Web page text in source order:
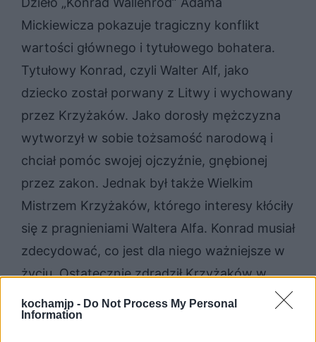
kochamjp - Do Not Process My Personal
Information
Mickiewicza pokazuje tragiczny konflikt
wartości głównego i tytułowego bohatera.
Tytułowy Konrad, czyli Walter Alf, jako
dziecko został porwany z Litwy i wychowany
przez Krzyżaków. Jako dorosły mężczyzna
wytworzył w sobie tożsamość narodową i
chciał pomóc swojej ojczyźnie, gnębionej
przez zakon. Jednak był także Wielkim
Mistrzem Krzyżaków, którego interesy kłóciły
się z pragnieniami Waltera Alfa. Konrad musiał
zdecydować, co jest dla niego ważniejsze w
życiu. Ostatecznie zdradził Krzyżaków w
trakcie walnej bitwy w Litwinami, przez co
zakon poniósł klęskę, odkryto tożsamość